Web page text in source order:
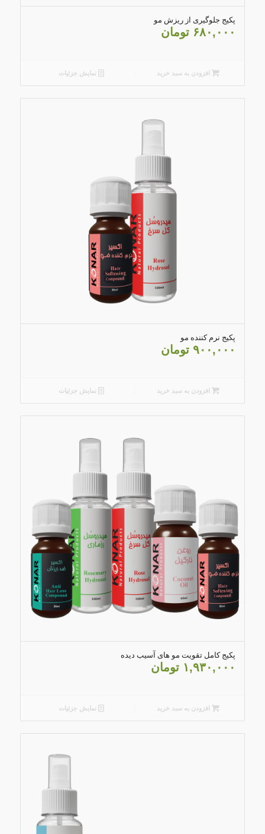
4.00
پکیج جلوگیری از ریزش مو
۶۸۰,۰۰۰ تومان
افزودن به سبد خرید نمایش جزئیات
5.00
پکیج نرم کننده مو
۹۰۰,۰۰۰ تومان
افزودن به سبد خرید نمایش جزئیات
4.82
پکیج کامل تقویت مو های آسیب دیده
۱,۹۳۰,۰۰۰ تومان
افزودن به سبد خرید نمایش جزئیات